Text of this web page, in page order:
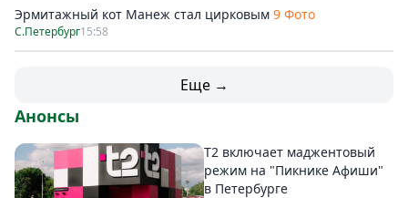
Эрмитажный кот Манеж стал цирковым 9 Фото
С.Петербург15:58
Еще →
Анонсы
Т2 включает маджентовый
режим на "Пикнике Афиши"
в Петербурге